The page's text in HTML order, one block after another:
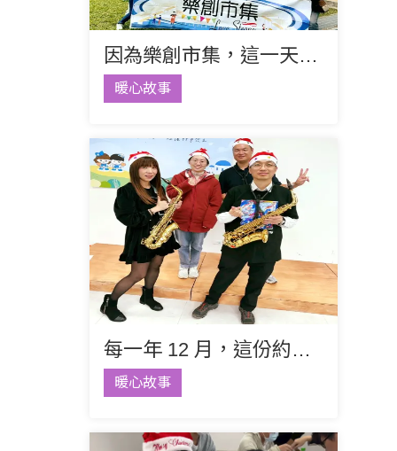
因為樂創市集，這一天特別溫柔
暖心故事
每一年 12 月，這份約定從不缺席
暖心故事